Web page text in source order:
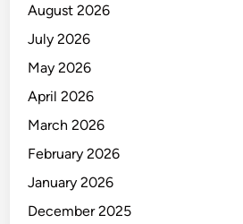
r
a
g
i
K
n
e
r
August 2026
July 2026
May 2026
April 2026
March 2026
February 2026
January 2026
December 2025